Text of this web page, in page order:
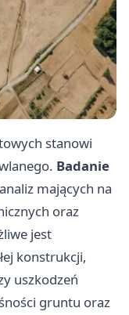
stanowi
Badanie
mających na
oraz
jest
konstrukcji,
uszkodzeń
gruntu oraz